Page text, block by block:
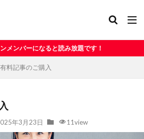
題です！
有料記事のご購入
年3月23日 11view